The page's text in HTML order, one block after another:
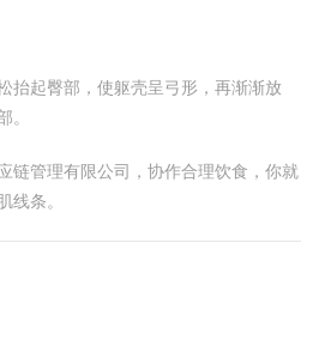
抬起臀部，使躯壳呈弓形，再渐渐放
。
链管理有限公司，协作合理饮食，你就
线条。